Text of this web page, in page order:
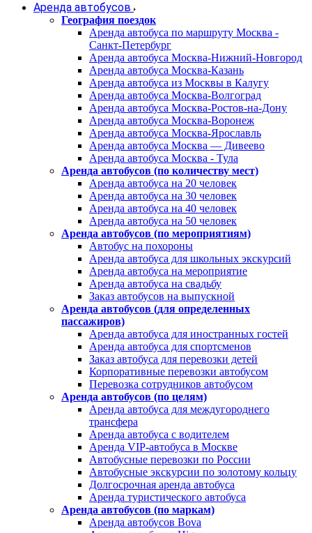
Аренда автобусов
География поездок
Аренда автобуса по маршруту Москва -
Санкт-Петербург
Аренда автобуса Москва-Нижний-Новгород
Аренда автобуса Москва-Казань
Аренда автобуса из Москвы в Калугу
Аренда автобуса Москва-Волгоград
Аренда автобуса Москва-Ростов-на-Дону
Аренда автобуса Москва-Воронеж
Аренда автобуса Москва-Ярославль
Аренда автобуса Москва — Дивеево
Аренда автобуса Москва - Тула
Аренда автобусов (по количеству мест)
Аренда автобуса на 20 человек
Аренда автобуса на 30 человек
Аренда автобуса на 40 человек
Аренда автобуса на 50 человек
Аренда автобусов (по мероприятиям)
Автобус на похороны
Аренда автобуса для школьных экскурсий
Аренда автобуса на мероприятие
Аренда автобуса на свадьбу
Заказ автобусов на выпускной
Аренда автобусов (для определенных
пассажиров)
Аренда автобуса для иностранных гостей
Аренда автобуса для спортсменов
Заказ автобуса для перевозки детей
Корпоративные перевозки автобусом
Перевозка сотрудников автобусом
Аренда автобусов (по целям)
Аренда автобуса для междугороднего
трансфера
Аренда автобуса с водителем
Аренда VIP-автобуса в Москве
Автобусные перевозки по России
Автобусные экскурсии по золотому кольцу
Долгосрочная аренда автобуса
Аренда туристического автобуса
Аренда автобусов (по маркам)
Аренда автобусов Bova